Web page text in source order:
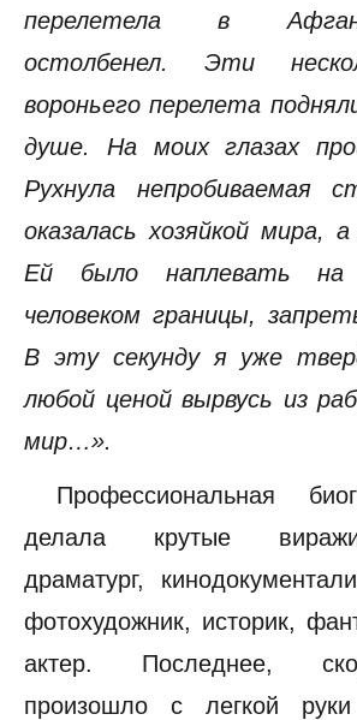
перелетела в
остолбенел. Эти
вороньего перелета
душе. На моих глазах
Рухнула непробиваемая
оказалась хозяйкой мира,
Ей было наплевать на
человеком границы,
В эту секунду я уже
любой ценой вырвусь из
мир…».
Профессиональная
делала крутые
драматург,
фотохудожник, историк,
актер. Последнее,
произошло с легкой руки